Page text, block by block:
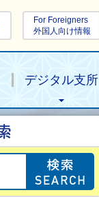
For Foreigners
外国人向け情報
デジタル支所